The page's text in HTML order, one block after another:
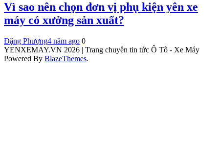
Vì sao nên chọn đơn vị phụ kiện yên xe
máy có xưởng sản xuất?
Đặng Phượng4 năm ago 0
YENXEMAY.VN 2026 | Trang chuyên tin tức Ô Tô - Xe Máy
Powered By BlazeThemes.